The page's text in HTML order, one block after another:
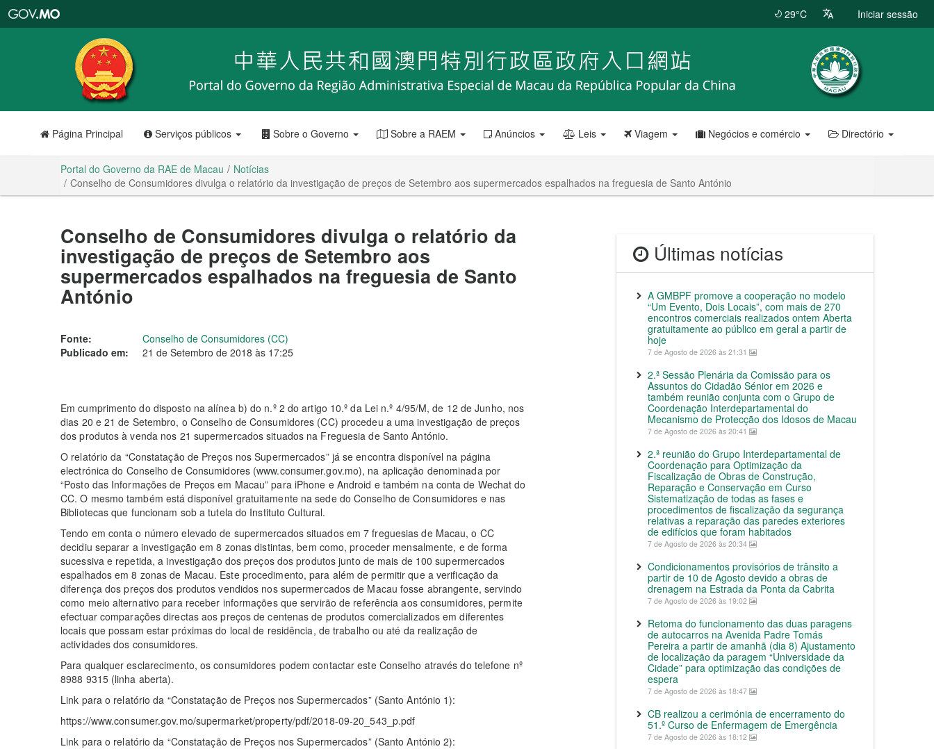
RAE
de
Macau
29°C Iniciar sessão
Página Principal Serviços públicos Sobre o Governo Sobre a RAEM Anúncios Leis Viagem Negócios e comércio Directório
Portal do Governo da RAE de Macau
Notícias
Conselho de Consumidores divulga o relatório da investigação de preços de Setembro aos supermercados espalhados na freguesia de Santo António
Conselho de Consumidores divulga o relatório da
investigação de preços de Setembro aos
supermercados espalhados na freguesia de Santo
António
Fonte:
Conselho de Consumidores (CC)
Publicado em:
21 de Setembro de 2018 às 17:25
Em cumprimento do disposto na alínea b) do n.º 2 do artigo 10.º da Lei n.º 4/95/M, de 12 de Junho, nos
dias 20 e 21 de Setembro, o Conselho de Consumidores (CC) procedeu a uma investigação de preços
dos produtos à venda nos 21 supermercados situados na Freguesia de Santo António.
O relatório da “Constatação de Preços nos Supermercados” já se encontra disponível na página
electrónica do Conselho de Consumidores (www.consumer.gov.mo), na aplicação denominada por
“Posto das Informações de Preços em Macau” para iPhone e Android e também na conta de Wechat do
CC. O mesmo também está disponível gratuitamente na sede do Conselho de Consumidores e nas
Bibliotecas que funcionam sob a tutela do Instituto Cultural.
Tendo em conta o número elevado de supermercados situados em 7 freguesias de Macau, o CC
decidiu separar a investigação em 8 zonas distintas, bem como, proceder mensalmente, e de forma
sucessiva e repetida, a investigação dos preços dos produtos junto de mais de 100 supermercados
espalhados em 8 zonas de Macau. Este procedimento, para além de permitir que a verificação da
diferença dos preços dos produtos vendidos nos supermercados de Macau fosse abrangente, servindo
como meio alternativo para receber informações que servirão de referência aos consumidores, permite
efectuar comparações directas aos preços de centenas de produtos comercializados em diferentes
locais que possam estar próximas do local de residência, de trabalho ou até da realização de
actividades dos consumidores.
Para qualquer esclarecimento, os consumidores podem contactar este Conselho através do telefone nº
8988 9315 (linha aberta).
Link para o relatório da “Constatação de Preços nos Supermercados” (Santo António 1):
https://www.consumer.gov.mo/supermarket/property/pdf/2018-09-20_543_p.pdf
Link para o relatório da “Constatação de Preços nos Supermercados” (Santo António 2):
Últimas notícias
A GMBPF promove a cooperação no modelo
“Um Evento, Dois Locais”, com mais de 270
encontros comerciais realizados ontem Aberta
gratuitamente ao público em geral a partir de
hoje
7 de Agosto de 2026 às 21:31
2.ª Sessão Plenária da Comissão para os
Assuntos do Cidadão Sénior em 2026 e
também reunião conjunta com o Grupo de
Coordenação Interdepartamental do
Mecanismo de Protecção dos Idosos de Macau
7 de Agosto de 2026 às 20:41
2.ª reunião do Grupo Interdepartamental de
Coordenação para Optimização da
Fiscalização de Obras de Construção,
Reparação e Conservação em Curso
Sistematização de todas as fases e
procedimentos de fiscalização da segurança
relativas a reparação das paredes exteriores
de edifícios que foram habitados
7 de Agosto de 2026 às 20:34
Condicionamentos provisórios de trânsito a
partir de 10 de Agosto devido a obras de
drenagem na Estrada da Ponta da Cabrita
7 de Agosto de 2026 às 19:02
Retoma do funcionamento das duas paragens
de autocarros na Avenida Padre Tomás
Pereira a partir de amanhã (dia 8) Ajustamento
de localização da paragem “Universidade da
Cidade” para optimização das condições de
espera
7 de Agosto de 2026 às 18:47
CB realizou a cerimónia de encerramento do
51.º Curso de Enfermagem de Emergência
7 de Agosto de 2026 às 18:12